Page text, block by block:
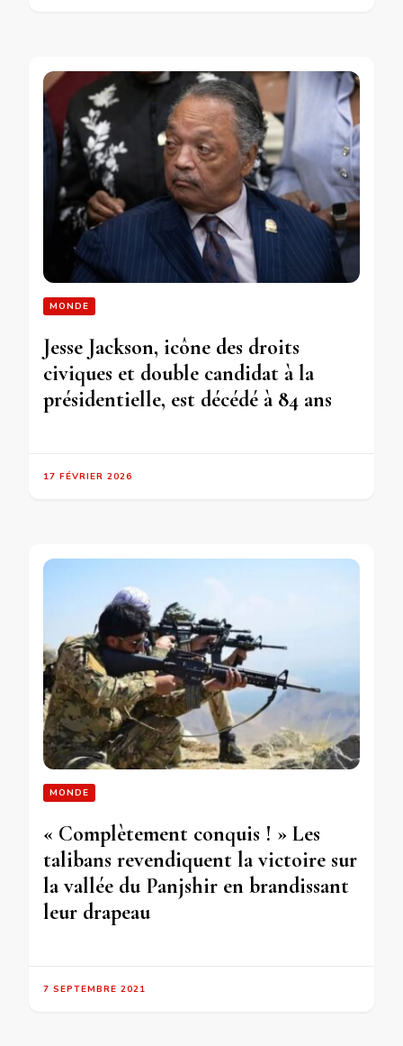
MONDE
Jesse Jackson, icône des droits
civiques et double candidat à la
présidentielle, est décédé à 84 ans
17 FÉVRIER 2026
MONDE
« Complètement conquis ! » Les
talibans revendiquent la victoire sur
la vallée du Panjshir en brandissant
leur drapeau
7 SEPTEMBRE 2021